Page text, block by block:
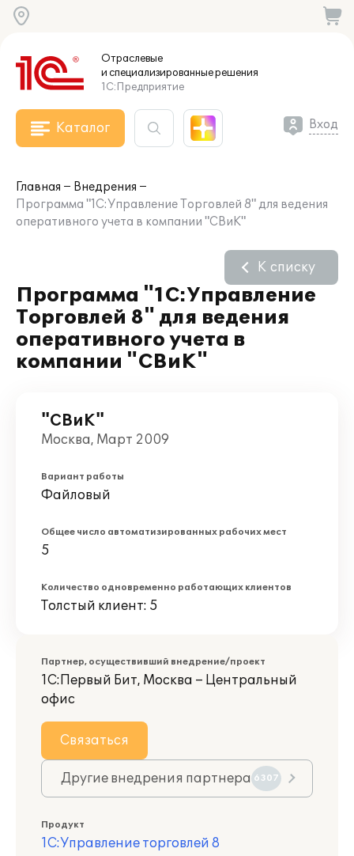
Отраслевые
и специализированныерешения
1С:Предприятие
Каталог Вход
Главная
Внедрения
Программа "1С:Управление Торговлей 8" для ведения
оперативного учета в компании "СВиК"
Программа "1С:Управление
Торговлей 8" для ведения
оперативного учета в
компании "СВиК"
К списку
"СВиК"
Москва, Март 2009
Вариант работы
Файловый
Общее число автоматизированных рабочих мест
5
Количество одновременно работающих клиентов
Толстый клиент: 5
Партнер, осуществивший внедрение/проект
1С:Первый Бит, Москва – Центральный
офис
Связаться
Другие внедрения партнера 6307
Продукт
1С:Управление торговлей 8